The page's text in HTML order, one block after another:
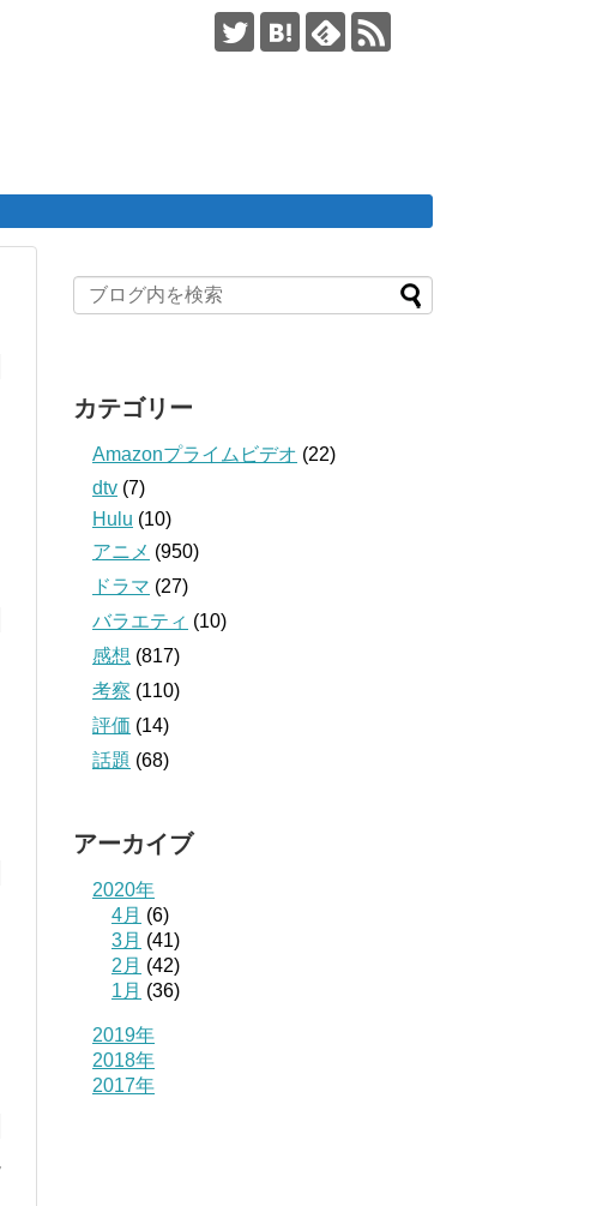
カテゴリー
Amazonプライムビデオ (22)
dtv (7)
Hulu (10)
アニメ (950)
ドラマ (27)
バラエティ (10)
感想 (817)
考察 (110)
評価 (14)
話題 (68)
アーカイブ
2020年
4月 (6)
3月 (41)
2月 (42)
1月 (36)
2019年
2018年
2017年